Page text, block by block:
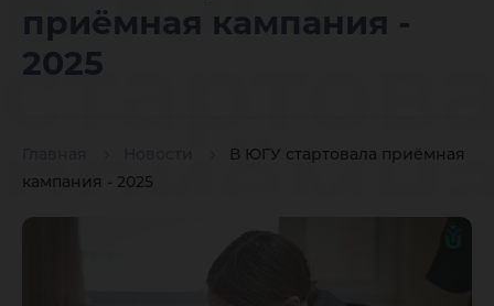
приёмная кампания -
2025
В ЮГУ стартовала приёмная
кампания - 2025